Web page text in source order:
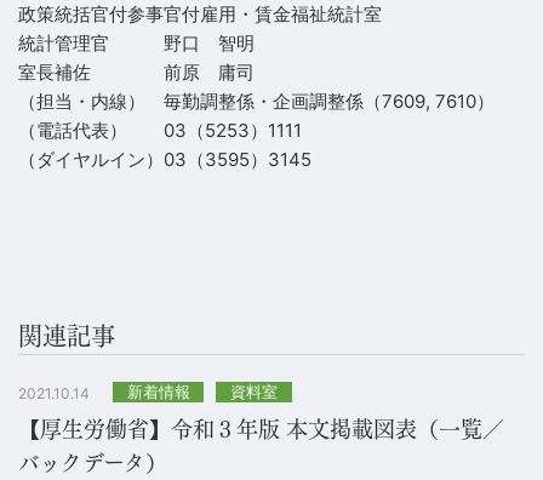
政策統括官付参事官付雇用・賃金福祉統計室
統計管理官
野口 智明
室長補佐
前原 庸司
（担当・内線）
毎勤調整係・企画調整係（7609, 7610）
（電話代表）
03（5253）1111
（ダイヤルイン） 03（3595）3145
関連記事
2021.10.14 新着情報 資料室
【厚生労働省】令和３年版 本文掲載図表（一覧／
バックデータ）